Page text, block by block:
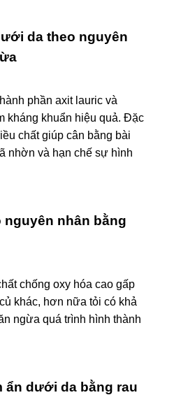
da theo nguyên
phần axit lauric và
kháng khuẩn hiệu quả. Đặc
chất giúp cân bằng bài
nhờn và hạn chế sự hình
nguyên nhân bằng
chống oxy hóa cao gấp
khác, hơn nữa tỏi có khả
ngừa quá trình hình thành
ẩn dưới da bằng rau